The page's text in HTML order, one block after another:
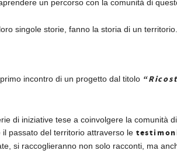
un percorso con la comunità di
singole storie, fanno la storia di un territorio.
incontro di un progetto dal titolo
di iniziative tese a coinvolgere la comunità
passato del territorio attraverso le
si raccoglieranno non solo racconti, ma